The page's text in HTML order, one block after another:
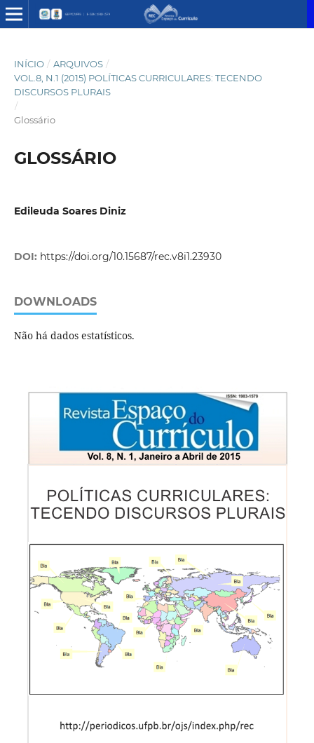
INÍCIO / ARQUIVOS /
VOL.8, N.1 (2015) POLÍTICAS CURRICULARES: TECENDO
DISCURSOS PLURAIS
/
Glossário
GLOSSÁRIO
Edileuda Soares Diniz
DOI: https://doi.org/10.15687/rec.v8i1.23930
DOWNLOADS
Não há dados estatísticos.